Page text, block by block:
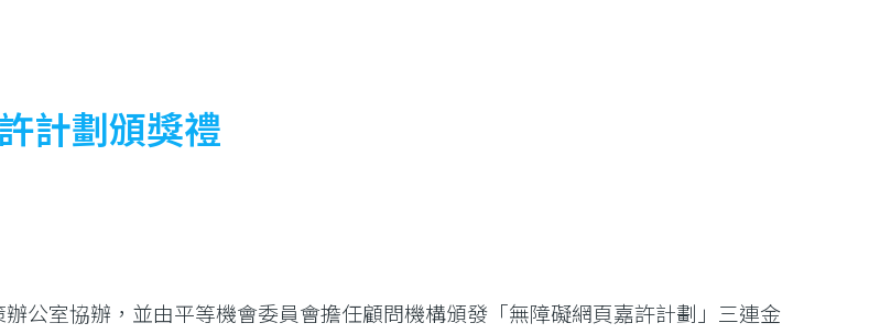
計劃頒獎禮
公室協辦，並由平等機會委員會擔任顧問機構頒發「無障礙網頁嘉許計劃」三連金